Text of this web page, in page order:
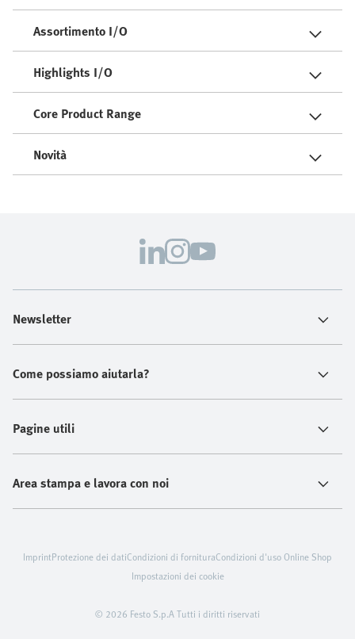
Assortimento I/O
Highlights I/O
Core Product Range
Novità
Newsletter
Come possiamo aiutarla?
Pagine utili
Area stampa e lavora con noi
© 2026 Festo S.p.A Tutti i diritti riservati
ImprintProtezione dei datiCondizioni di fornituraCondizioni d'uso Online Shop
Impostazioni dei cookie